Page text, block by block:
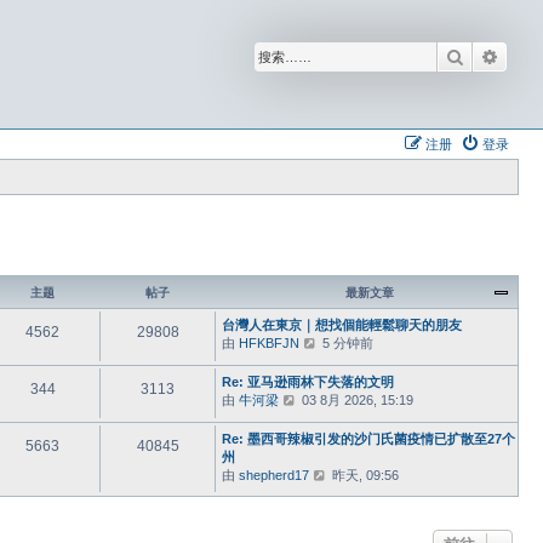
搜索
登录
注册
主题 帖子 最新文章
4562 29808
台灣人在東京｜想找個能輕鬆聊天的朋友
由 HFKBFJN
查
最
新
子
5 分钟前
344 3113
Re: 亚马逊雨林下失落的文明
由 牛河梁
查
最
帖
03 8月 2026, 15:19
5663 40845
Re: 墨西哥辣椒引发的沙门氏菌疫情已扩散至27个
州
由 shepherd17
查
看
昨天, 09:56